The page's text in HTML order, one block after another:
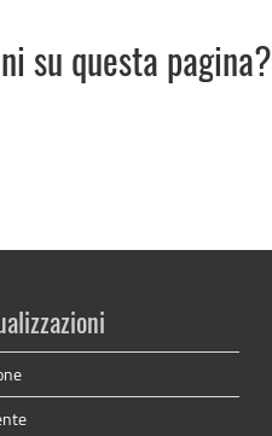
su questa pagina?